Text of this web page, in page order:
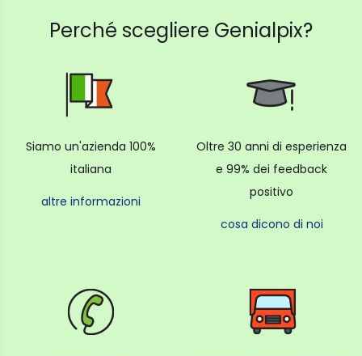
Perché scegliere Genialpix?
Siamo un'azienda 100%
italiana
altre informazioni
Oltre 30 anni di esperienza
e 99% dei feedback
positivo
cosa dicono di noi